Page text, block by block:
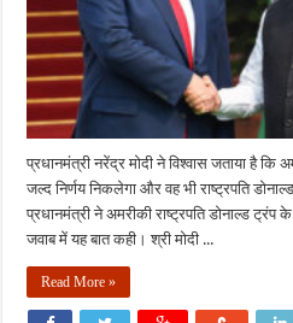
प्रधानमंत्री नरेंद्र मोदी ने विश्वास जताया है कि
जल्द निर्णय निकलेगा और वह भी राष्ट्रपति
प्रधानमंत्री ने अमरीकी राष्ट्रपति डोनाल्ड ट्रंप
जवाब में यह बात कही। श्री मोदी ...
Read More »